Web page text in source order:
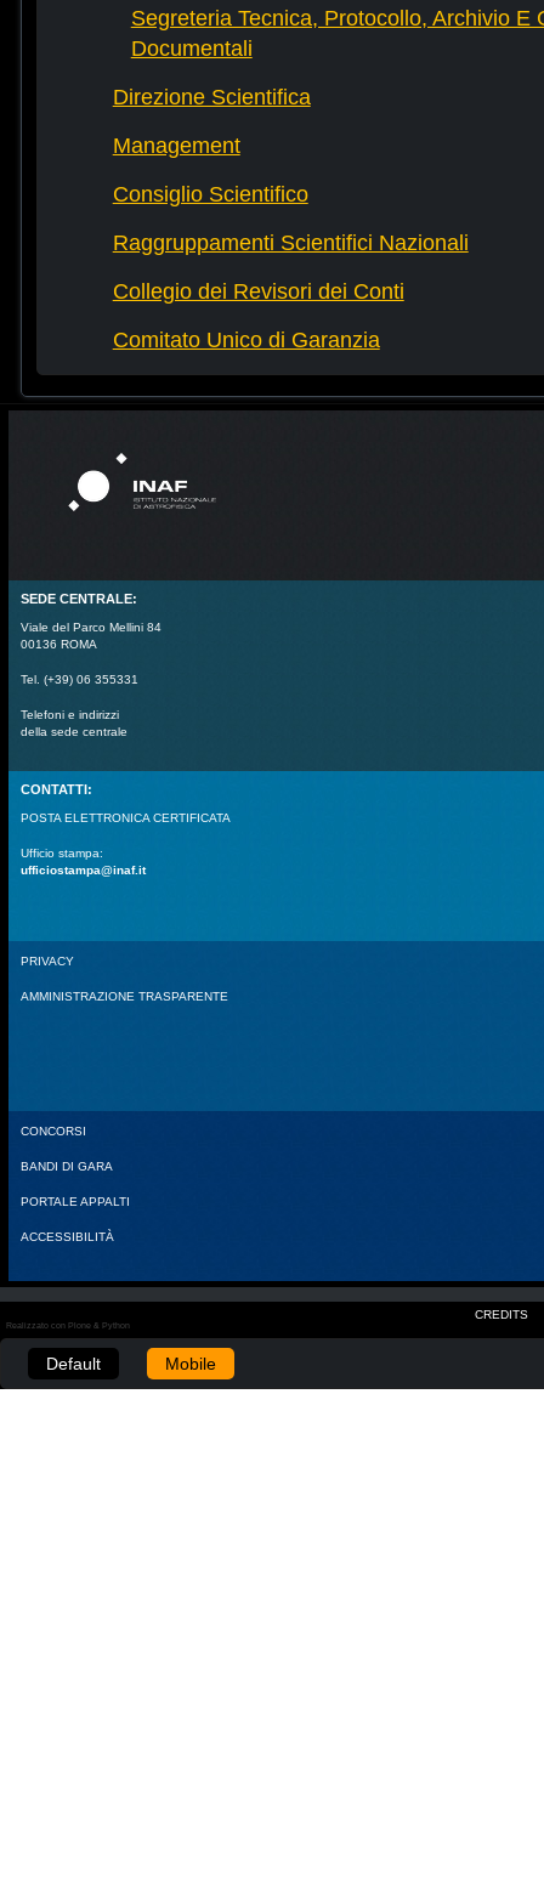
Segreteria Tecnica, Protocollo, Archivio E
Documentali
Direzione Scientifica
Management
Consiglio Scientifico
Raggruppamenti Scientifici Nazionali
Collegio dei Revisori dei Conti
Comitato Unico di Garanzia
SEDE CENTRALE:
Viale del Parco Mellini 84
00136 ROMA
Tel. (+39) 06 355331
Telefoni e indirizzi
della sede centrale
CONTATTI:
POSTA ELETTRONICA CERTIFICATA
Ufficio stampa:
ufficiostampa@inaf.it
PRIVACY
AMMINISTRAZIONE TRASPARENTE
CONCORSI
BANDI DI GARA
PORTALE APPALTI
ACCESSIBILITÀ
CREDITS
Realizzato con Plone & Python
Default Mobile